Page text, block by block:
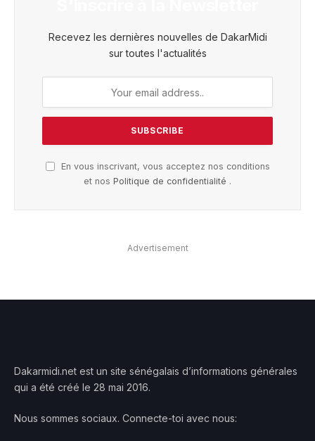
Recevez les dernières nouvelles de DakarMidi
sur toutes l'actualités
En vous inscrivant, vous acceptez nos conditions
et nos Politique de confidentialité .
Advertisement
Dakarmidi.net est un site sénégalais d’informations générales
qui a été créé le 28 mai 2016.
Nous sommes sociaux. Connecte-toi avec nous: